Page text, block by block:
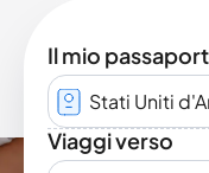
Il mio
Stati Uniti
Viaggi verso